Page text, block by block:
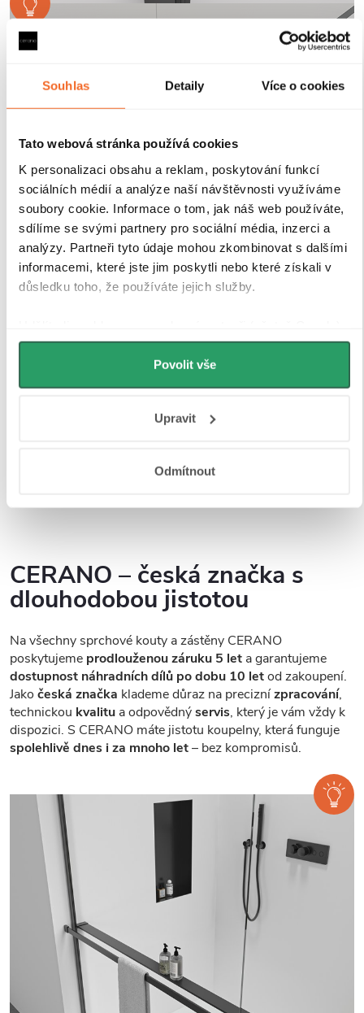
Souhlas Detaily Více o cookies
Tato webová stránka používá cookies
K personalizaci obsahu a reklam, poskytování funkcí
sociálních médií a analýze naší návštěvnosti využíváme
soubory cookie. Informace o tom, jak náš web používáte,
sdílíme se svými partnery pro sociální média, inzerci a
analýzy. Partneři tyto údaje mohou zkombinovat s dalšími
informacemi, které jste jim poskytli nebo které získali v
důsledku toho, že používáte jejich služby.
můžeme používat cookies pro analytiku a
personalizovanou reklamu. Jak Google zpracovává
osobní údaje najdete na stránkách
Povolit vše
Upravit
Odmítnout
Tvrzené bezpečností sklo
Sprchové kouty a zástěny CERANO jsou vybaveny
tvrzeným bezpečnostním sklemo tloušťce
vysokou pevnost, stabilitu a bezpečnost
každodenním používání. Sklo je opatřeno speciální
povrchovou úpravou Easy Clean
, která
usazování vodního kamene a nečistot
plně čirých přes mléčná, grafitová až po dekorativní
CERANO – česká značka s
dlouhodobou jistotou
Na všechny sprchové kouty a zástěny CERANO
poskytujeme prodlouženou záruku 5 let a garantujeme
dostupnost náhradních dílů po dobu 10 letod zakoupení.
Jako česká značka klademe důraz na preciznízpracování,
technickou kvalitu a odpovědnýservis, který je vám vždy k
dispozici. S CERANO máte jistotu koupelny, která funguje
spolehlivě dnes i za mnoho let– bez kompromisů.